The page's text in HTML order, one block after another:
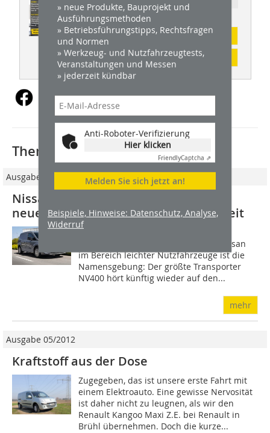
Abonnement
Inhaltsverzeichnis
» neue Produkte, Bauprojekt und
Ausführungsmethoden
» Betriebsführungstipps, Rechtsfragen
und Normen
» Werkzeug- und Nutzfahrzeugtests,
Veranstaltungen und Messen
» jederzeit kündbar
Anti-Roboter-Verifizierung
Hier klicken
FriendlyCaptcha ⇗
Melden Sie sich jetzt an!
Beispiele, Hinweise: Datenschutz, Analyse,
Widerruf
Thematisch passende Artikel:
Ausgabe 04/2022
Nissans Abschied vom Diesel und die
neue Strategie für mehr Nachhaltigkeit
Offensichtlichstes Zeichen für eine
Neuausrichtung der Strategie von Nissan
im Bereich leichter Nutzfahrzeuge ist die
Namensgebung: Der größte Transporter
NV400 hört künftig wieder auf den...
mehr
Ausgabe 05/2012
Kraftstoff aus der Dose
Zugegeben, das ist unsere erste Fahrt mit
einem Elektroauto. Eine gewisse Nervosität
ist daher nicht zu leugnen, als wir den
Renault Kangoo Maxi Z.E. bei Renault in
Brühl übernehmen. Doch die kurze...